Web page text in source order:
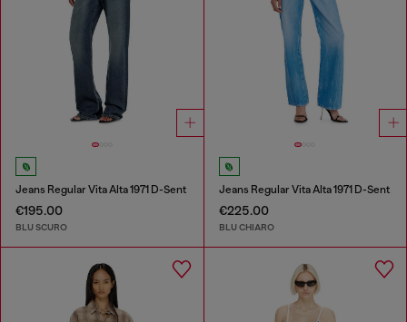
Jeans Regular Vita Alta 1971 D-Sent
€195.00
BLU SCURO
Jeans Regular Vita Alta 1971 D-Sent
€225.00
BLU CHIARO